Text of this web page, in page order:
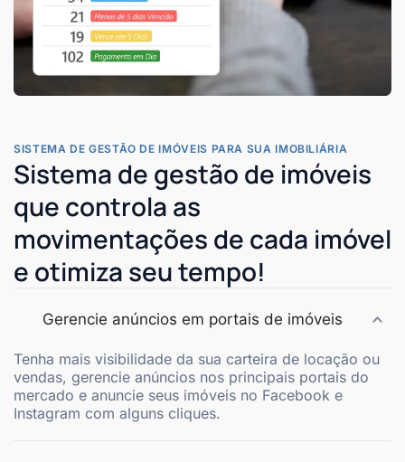
SISTEMA DE GESTÃO DE IMÓVEIS PARA SUA IMOBILIÁRIA
Sistema de gestão de imóveis
que controla as
movimentações de cada imóvel
e otimiza seu tempo!
Gerencie anúncios em portais de imóveis
Tenha mais visibilidade da sua carteira de locação ou
vendas, gerencie anúncios nos principais portais do
mercado e anuncie seus imóveis no Facebook e
Instagram com alguns cliques.